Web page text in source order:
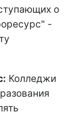
о
-
Колледжи